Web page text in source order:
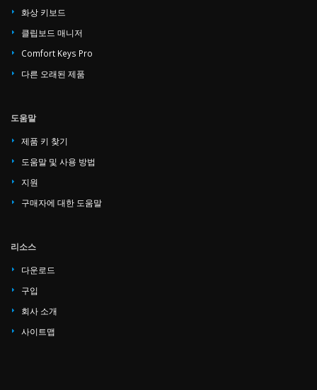
화상 키보드
클립보드 매니저
Comfort Keys Pro
다른 오래된 제품
도움말
제품 키 찾기
도움말 및 사용 방법
지원
구매자에 대한 도움말
리소스
다운로드
구입
회사 소개
사이트맵